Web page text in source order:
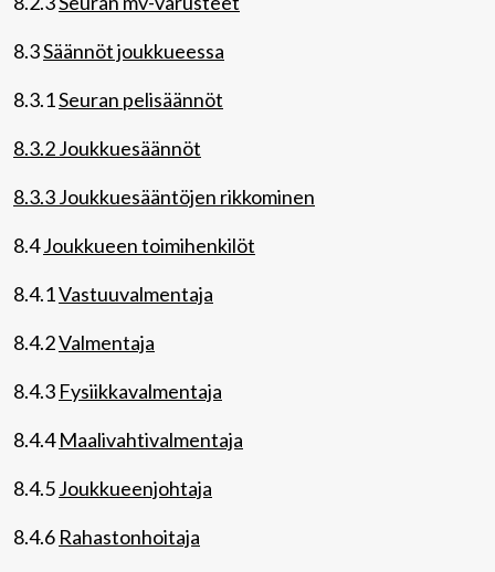
8.3Säännöt joukkueessa
8.3.1Seuran pelisäännöt
8.3.2 Joukkuesäännöt
8.3.3 Joukkuesääntöjen rikkominen
8.4Joukkueen toimihenkilöt
8.4.1Vastuuvalmentaja
8.4.2Valmentaja
8.4.3 Fysiikkavalmentaja
8.4.4Maalivahtivalmentaja
8.4.5Joukkueenjohtaja
8.4.6 Rahastonhoitaja